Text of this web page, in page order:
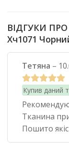
ВІДГУКИ ПРО
Хч1071
Тетяна –
Купив даний
Тканина
Пошито